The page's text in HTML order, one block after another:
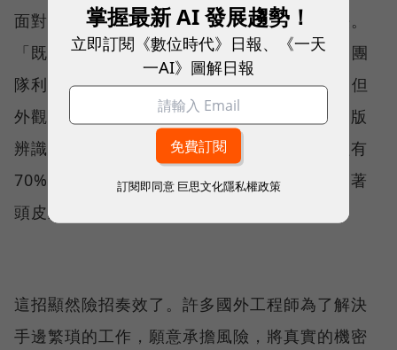
面對這個死胡同，陳鉦暘提出了新的嘗試方法。
「既然拿不到真圖紙，我們就用AI自己畫！」團
隊利用AI生成技術創造出大量缺乏實際邏輯、但
外觀相似的「假化工圖紙」，並以此訓練出初版
辨識模型。陳鉦暘說，這個初版模型準確率僅有
70%到80%，根本不符業界標準，但他依然硬著
頭皮將功能放上網路上Demo。
這招顯然險招奏效了。許多國外工程師為了解決
手邊繁瑣的工作，願意承擔風險，將真實的機密
掌握最新 AI 發展趨勢！
立即訂閱《數位時代》日報、《一天
一AI》圖解日報
訂閱即同意 巨思文化隱私權政策